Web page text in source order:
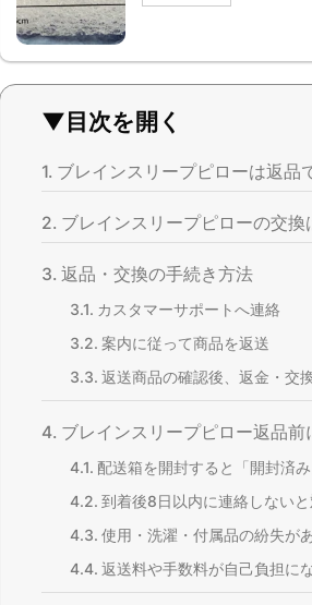
▼目次を開く
ブレインスリープピローは返品
ブレインスリープピローの交
返品・交換の手続き方法
カスタマーサポートへ連絡
案内に従って商品を返送
返送商品の確認後、返金・交
ブレインスリープピロー返品
配送箱を開封すると「開封済
到着後8日以内に連絡しない
使用・洗濯・付属品の紛失が
返送料や手数料が自己負担に